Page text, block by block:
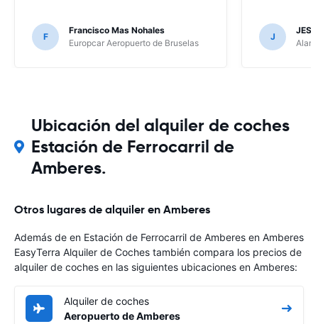
F
Francisco Mas Nohales
Europcar Aeropuerto de Bruselas
J
Ubicación del alquiler de coches
Estación de Ferrocarril de
Amberes.
Otros lugares de alquiler en Amberes
Además de en Estación de Ferrocarril de Amberes en Amberes
EasyTerra Alquiler de Coches también compara los precios de
alquiler de coches en las siguientes ubicaciones en Amberes:
Alquiler de coches
Aeropuerto de Amberes